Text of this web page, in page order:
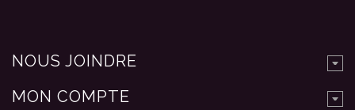
NOUS JOINDRE
MON COMPTE